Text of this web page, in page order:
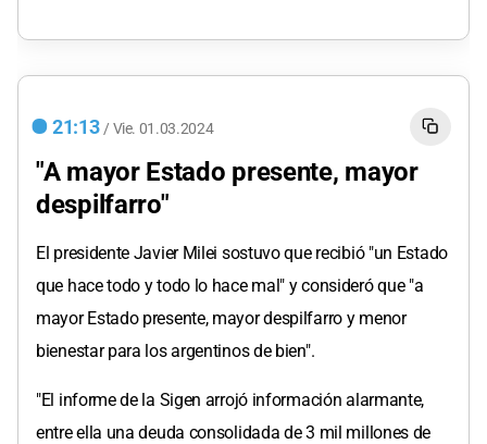
21:13 / Vie. 01.03.2024
"A mayor Estado presente, mayor
despilfarro"
El presidente Javier Milei sostuvo que recibió "un Estado
que hace todo y todo lo hace mal" y consideró que "a
mayor Estado presente, mayor despilfarro y menor
bienestar para los argentinos de bien".
"El informe de la Sigen arrojó información alarmante,
entre ella una deuda consolidada de 3 mil millones de